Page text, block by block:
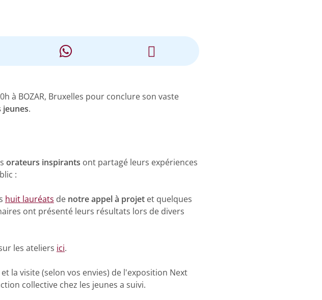
à BOZAR, Bruxelles pour conclure son vaste
jeunes.
orateurs inspirants ont partagé leurs expériences
:
huit lauréats de notre appel à projet et quelques
ont présenté leurs résultats lors de divers
les ateliers ici.
la visite (selon vos envies) de l'exposition Next
collective chez les jeunes a suivi.